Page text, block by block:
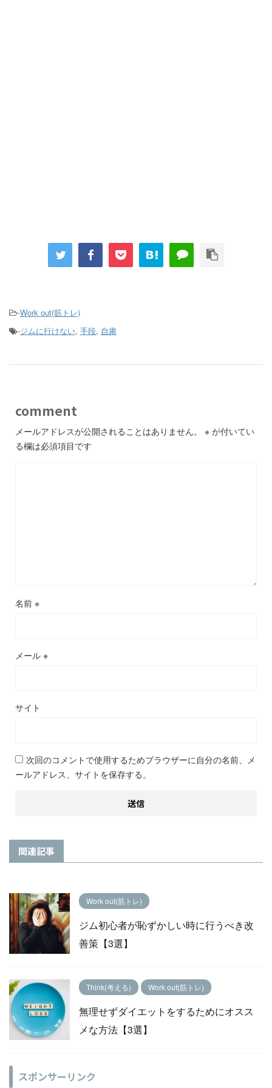
-Work out(筋トレ)
-ジムに行けない, 手段, 自粛
comment
メールアドレスが公開されることはありません。 ※ が付いてい
る欄は必須項目です
名前 ※
メール ※
サイト
次回のコメントで使用するためブラウザーに自分の名前、メ
ールアドレス、サイトを保存する。
関連記事
Work out(筋トレ)
ジム初心者が恥ずかしい時に行うべき改
善策【3選】
Think(考える) Work out(筋トレ)
無理せずダイエットをするためにオスス
メな方法【3選】
スポンサーリンク